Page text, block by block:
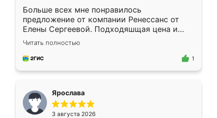
Больше всех мне понравилось
предложение от компании Ренессанс от
Елены Сергеевой. Подходяшщая цена и
короткие сроки изготовления. Приехавший
для замера сотрудник Владислав
предложил по моему эскизу самый
Читать полностью
1
Ярослава
3 августа 2026